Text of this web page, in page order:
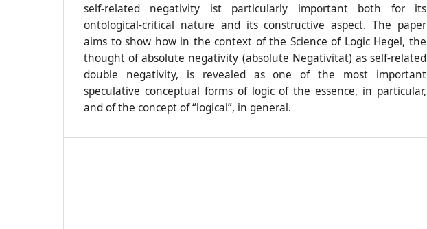
self-related negativity ist particularly important both for its
ontological-critical nature and its constructive aspect. The paper
aims to show how in the context of the Science of Logic Hegel, the
thought of absolute negativity (absolute Negativität) as self-related
double negativity, is revealed as one of the most important
speculative conceptual forms of logic of the essence, in particular,
and of the concept of “logical”, in general.